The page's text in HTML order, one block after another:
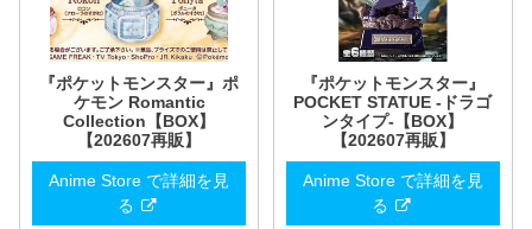
『ポケットモンスター』ポ
ケモン Romantic
Collection【BOX】
【202607再販】
Anime Store で詳細を見
る
『ポケットモンスター』
POCKET STATUE -ドラゴ
ンタイプ-【BOX】
【202607再販】
Anime Store で詳細を見
る